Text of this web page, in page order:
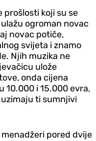
prošlosti koji su se
ogroman novac
novac potiče,
svijeta i znamo
Njih muzika ne
ulože
onda cijena
10.000 i 15.000 evra,
ti sumnjivi
menadžeri pored dvije